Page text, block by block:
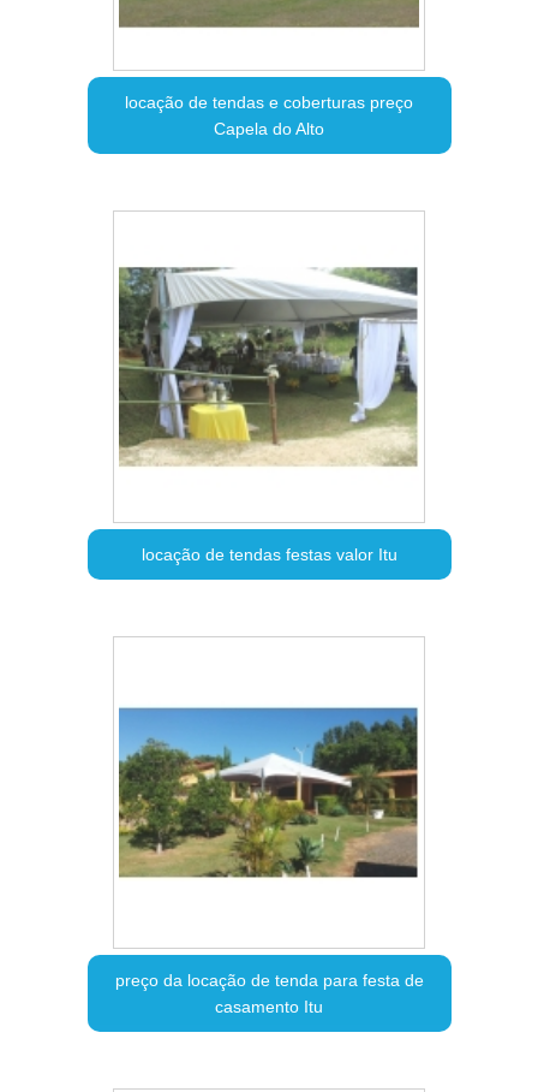
locação de tendas e coberturas preço
Capela do Alto
locação de tendas festas valor Itu
preço da locação de tenda para festa de
casamento Itu